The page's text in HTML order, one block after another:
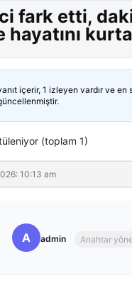
fark etti,
hayatını
içerir, 1 izleyen vardır ve en
(toplam 1)
10:13 am
A admin Anahtar